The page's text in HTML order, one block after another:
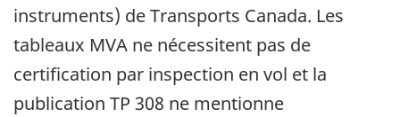
instruments) de Transports Canada. Les
tableaux MVA ne nécessitent pas de
certification par inspection en vol et la
publication TP 308 ne mentionne